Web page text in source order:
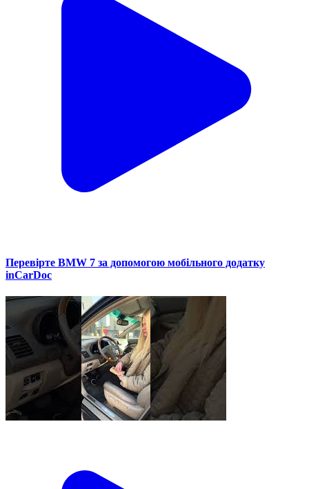
Перевірте BMW 7 за допомогою мобільного додатку
inCarDoc